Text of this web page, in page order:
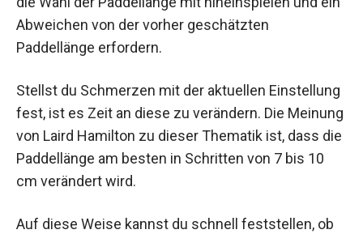
Abweichen von der vorher geschätzten
Paddellänge erfordern.
Stellst du Schmerzen mit der aktuellen Einstellung
fest, ist es Zeit an diese zu verändern. Die Meinung
von Laird Hamilton zu dieser Thematik ist, dass die
Paddellänge am besten in Schritten von 7 bis 10
cm verändert wird.
Auf diese Weise kannst du schnell feststellen, ob